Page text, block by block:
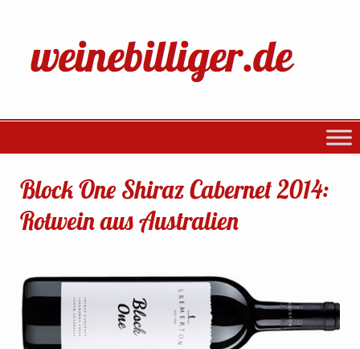
Block One Shiraz Cabernet 2014:
Rotwein aus Australien